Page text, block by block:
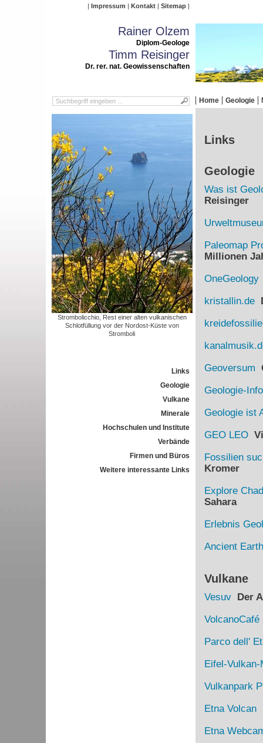
Impressum Kontakt Sitemap
Rainer Olzem
Diplom-Geologe
Timm Reisinger
Dr. rer. nat. Geowissenschaften
Home Geologie
Strombolicchio, Rest einer alten vulkanischen
Schlotfüllung vor der Nordost-Küste von
Stromboli
Links
Geologie
Vulkane
Minerale
Hochschulen und Institute
Verbände
Firmen und Büros
Weitere interessante Links
Links
Geologie
Was ist
Reisinger
Paleomap
Millionen
OneGeology
kristallin.de
Geoversum
Geologie-Info
Geologie ist
GEO LEO
Fossilien
Kromer
Explore Chad
Sahara
Erlebnis
Ancient
Vulkane
VesuvDer
VolcanoCafé
Parco dell'
Eifel-Vulkan-
Vulkanpark
Etna Volcan
Etna